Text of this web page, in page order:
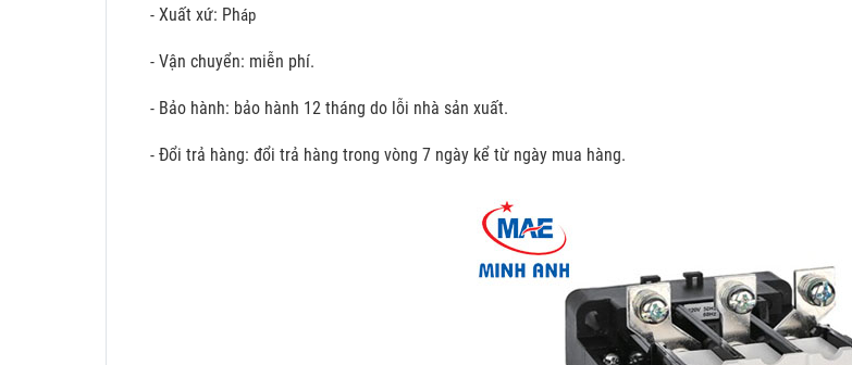
- Xuất xứ: Pháp
- Vận chuyển: miễn phí.
- Bảo hành: bảo hành 12 tháng do lỗi nhà sản xuất.
- Đổi trả hàng: đổi trả hàng trong vòng 7 ngày kể từ ngày mua hàng.